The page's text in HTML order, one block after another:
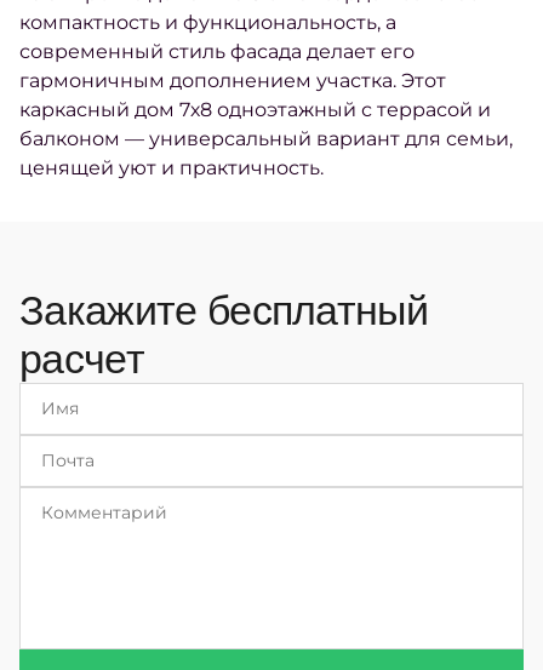
компактность и функциональность, а
современный стиль фасада делает его
гармоничным дополнением участка. Этот
каркасный дом 7х8 одноэтажный с террасой и
балконом — универсальный вариант для семьи,
ценящей уют и практичность.
Закажите бесплатный
расчет